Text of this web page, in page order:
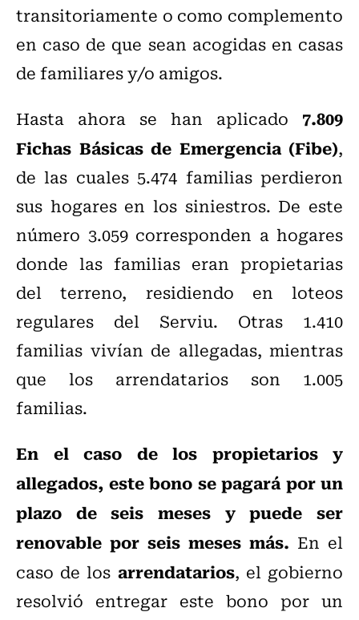
transitoriamente o como complemento
en caso de que sean acogidas en casas
de familiares y/o amigos.
Hasta ahora se han aplicado 7.809
Fichas Básicas de Emergencia (Fibe),
de las cuales 5.474 familias perdieron
sus hogares en los siniestros. De este
número 3.059 corresponden a hogares
donde las familias eran propietarias
del terreno, residiendo en loteos
regulares del Serviu. Otras 1.410
familias vivían de allegadas, mientras
que los arrendatarios son 1.005
familias.
En el caso de los propietarios y
allegados, este bono se pagará por un
plazo de seis meses y puede ser
renovable por seis meses más. En el
caso de los arrendatarios, el gobierno
resolvió entregar este bono por un